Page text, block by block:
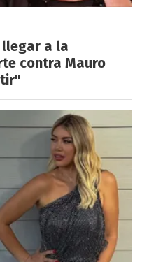
llegar a la
contra Mauro